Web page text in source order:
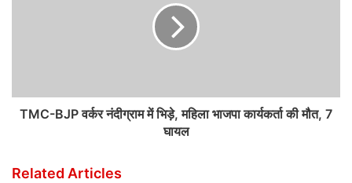
TMC-BJP वर्कर नंदीग्राम में भिड़े, महिला भाजपा कार्यकर्ता की मौत, 7
घायल
Related Articles